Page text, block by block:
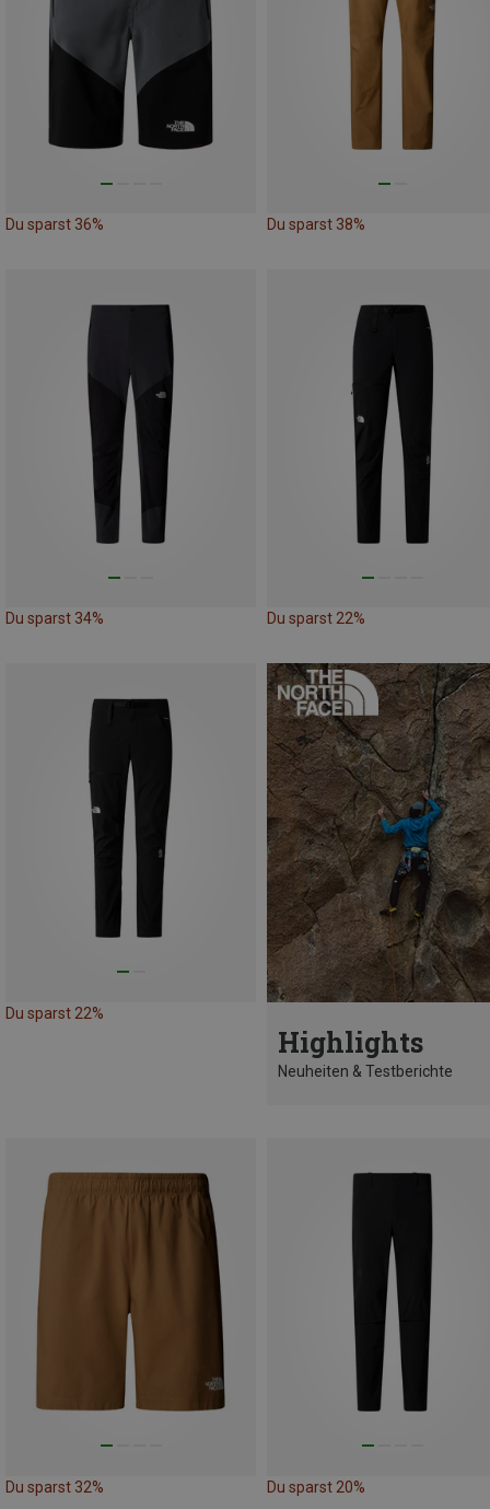
Du sparst 36% Du sparst 38%
Du sparst 34% Du sparst 22%
Du sparst 22%
Highlights
Neuheiten & Testberichte
Du sparst 32% Du sparst 20%